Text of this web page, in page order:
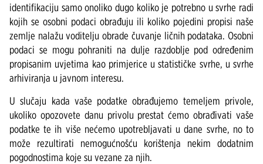
identifikaciju samo onoliko dugo koliko je potrebno u svrhe radi
kojih se osobni podaci obrađuju ili koliko pojedini propisi naše
zemlje nalažu voditelju obrade čuvanje ličnih podataka. Osobni
podaci se mogu pohraniti na dulje razdoblje pod određenim
propisanim uvjetima kao primjerice u statističke svrhe, u svrhe
arhiviranja u javnom interesu.
U slučaju kada vaše podatke obrađujemo temeljem privole,
ukoliko opozovete danu privolu prestat ćemo obrađivati vaše
podatke te ih više nećemo upotrebljavati u dane svrhe, no to
može rezultirati nemogućnošću korištenja nekim dodatnim
pogodnostima koje su vezane za njih.